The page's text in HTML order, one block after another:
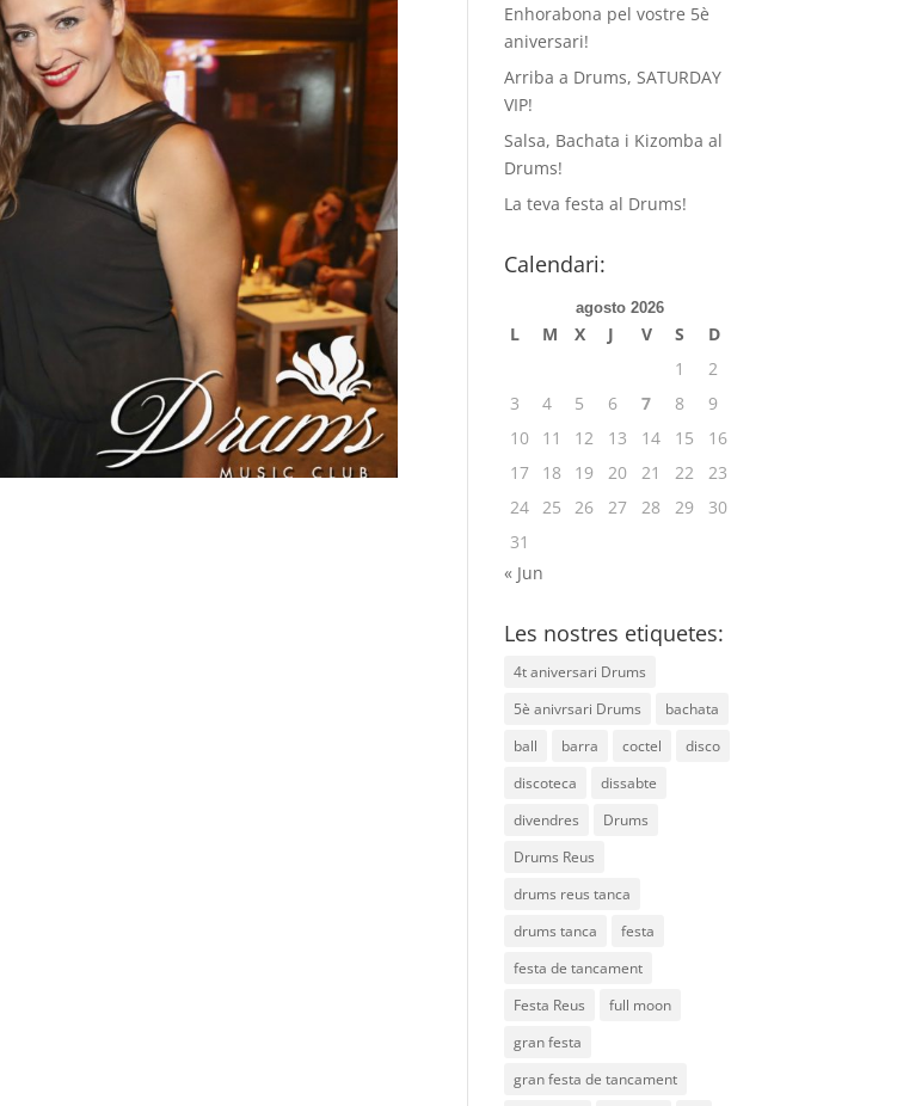
Enhorabona pel vostre 5è
aniversari!
Arriba a Drums, SATURDAY
VIP!
Salsa, Bachata i Kizomba al
Drums!
La teva festa al Drums!
Calendari:
agosto 2026
L M X J V S
D
1
2
3
4 5 6 7 8
9
10
11 12 13 14 15
16
17
18 19 20 21 22
23
24 25 26 27 28 29
30
31
« Jun
Les nostres etiquetes:
4t aniversari Drums
5è anivrsari Drums
bachata
ball
barra coctel
disco
discoteca
dissabte
divendres
Drums
Drums Reus
drums reus tanca
drums tanca
festa
festa de tancament
Festa Reus
full moon
gran festa
gran festa de tancament